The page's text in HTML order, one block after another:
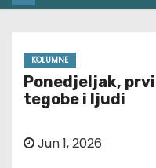
KOLUMNE
Ponedjeljak,
tegobe i ljudi
Jun 1, 2026